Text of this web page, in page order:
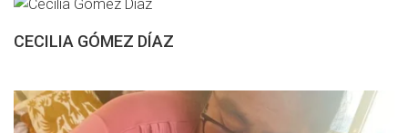
CECILIA GÓMEZ DÍAZ